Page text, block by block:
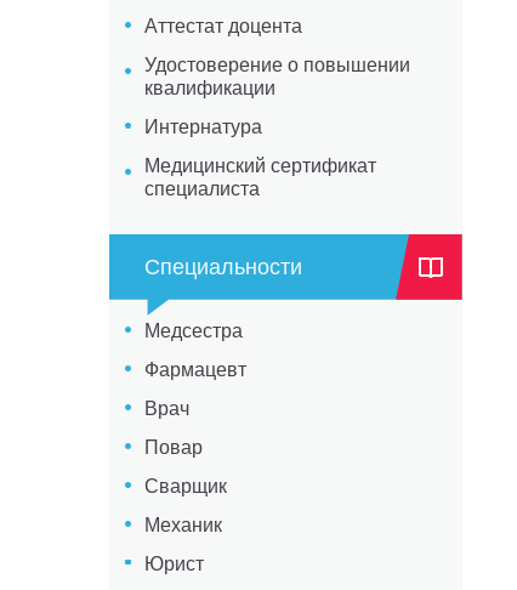
Аттестат доцента
Удостоверение о повышении
квалификации
Интернатура
Медицинский сертификат
специалиста
Специальности
Медсестра
Фармацевт
Врач
Повар
Сварщик
Механик
Юрист